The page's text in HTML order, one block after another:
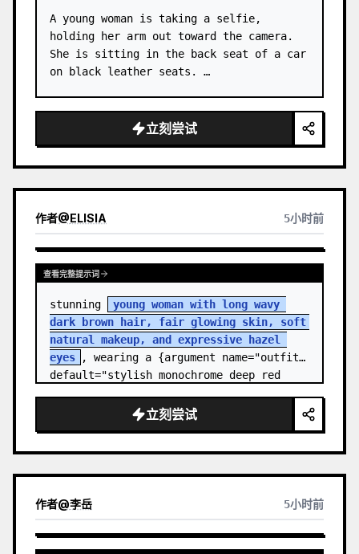
A young woman is taking a selfie,
holding her arm out toward the camera.
She is sitting in the back seat of a car
on black leather seats. …
立刻尝试
作者@ELISIA 5小时前
查看完整提示词
stunning
young woman with long wavy
dark brown hair, fair glowing skin, soft
natural makeup, and expressive hazel
eyes
, wearing a {argument name="outfit"
default="stylish monochrome deep red
立刻尝试
作者@李岳 5小时前